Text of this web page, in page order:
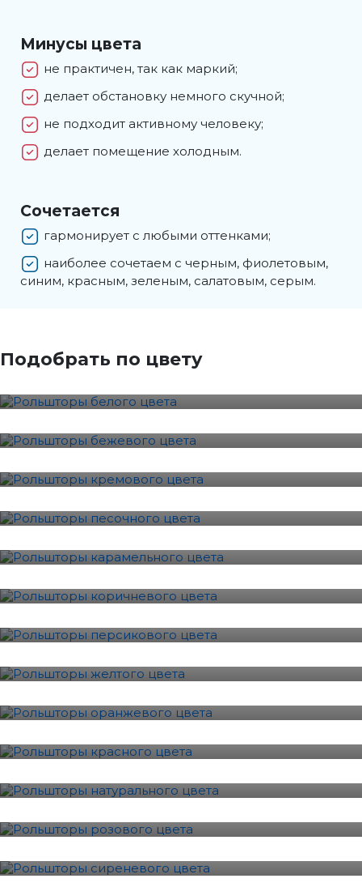
Минусы цвета
не практичен, так как маркий;
делает обстановку немного скучной;
не подходит активному человеку;
делает помещение холодным.
Сочетается
гармонирует с любыми оттенками;
наиболее сочетаем с черным, фиолетовым,
синим, красным, зеленым, салатовым, серым.
Подобрать по цвету
Белый
Бежевый
Кремовый
Песочный
Карамель
Коричневый
Персиковый
Желтый
Оранжевый
Красный
Натуральный
Розовый
Сиреневый
Голубой